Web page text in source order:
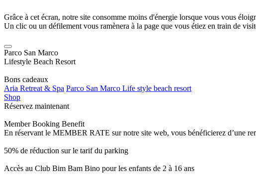
Grâce à cet écran, notre site consomme moins d'énergie lorsque vous vous
Un clic ou un défilement vous ramènera à la page que vous étiez en train de
Parco San Marco
Lifestyle Beach Resort
Bons cadeaux
Aria Retreat & Spa Parco San Marco Life style beach resort
Shop
Réservez maintenant
Member Booking Benefit
En réservant le MEMBER RATE sur notre site web, vous bénéficierez d’une
50% de réduction sur le tarif du parking
Accès au Club Bim Bam Bino pour les enfants de 2 à 16 ans